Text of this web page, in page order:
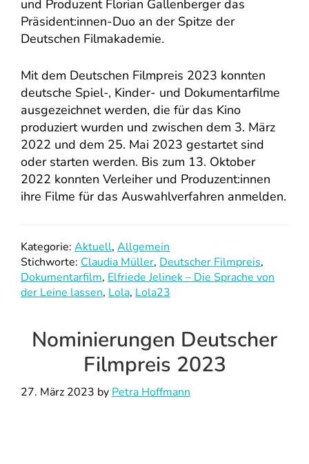
und Produzent Florian Gallenberger das
Präsident:innen-Duo an der Spitze der
Deutschen Filmakademie.
Mit dem Deutschen Filmpreis 2023 konnten
deutsche Spiel-, Kinder- und Dokumentarfilme
ausgezeichnet werden, die für das Kino
produziert wurden und zwischen dem 3. März
2022 und dem 25. Mai 2023 gestartet sind
oder starten werden. Bis zum 13. Oktober
2022 konnten Verleiher und Produzent:innen
ihre Filme für das Auswahlverfahren anmelden.
Kategorie: Aktuell, Allgemein
Stichworte: Claudia Müller, Deutscher Filmpreis,
Dokumentarfilm, Elfriede Jelinek – Die Sprache von
der Leine lassen, Lola, Lola23
Nominierungen Deutscher
Filmpreis 2023
27. März 2023 by Petra Hoffmann